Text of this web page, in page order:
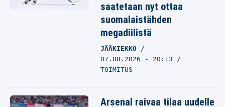
saatetaan nyt ottaa
suomalaistähden
megadiilistä
JÄÄKIEKKO
07.08.2026 - 20:13
TOIMITUS
Arsenal raivaa tilaa uudelle